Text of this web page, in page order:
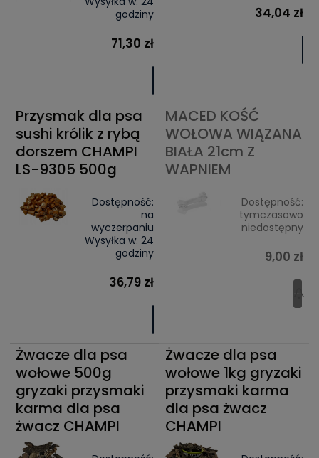
godziny
71,30 zł
34,04 zł
Przysmak dla psa
sushi królik z rybą
dorszem CHAMPI
LS-9305 500g
Dostępność:
na
wyczerpaniu
Wysyłka w: 24
godziny
36,79 zł
MACED KOŚĆ
WOŁOWA WIĄZANA
BIAŁA 21cm Z
WAPNIEM
Dostępność:
tymczasowo
niedostępny
9,00 zł
Żwacze dla psa
wołowe 500g
gryzaki przysmaki
karma dla psa
żwacz CHAMPI
Żwacze dla psa
wołowe 1kg gryzaki
przysmaki karma
dla psa żwacz
CHAMPI